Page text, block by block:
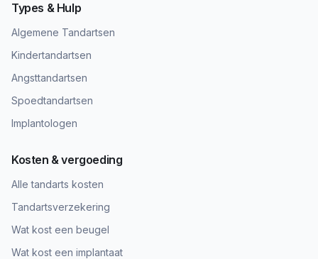
Types & Hulp
Algemene Tandartsen
Kindertandartsen
Angsttandartsen
Spoedtandartsen
Implantologen
Kosten & vergoeding
Alle tandarts kosten
Tandartsverzekering
Wat kost een beugel
Wat kost een implantaat